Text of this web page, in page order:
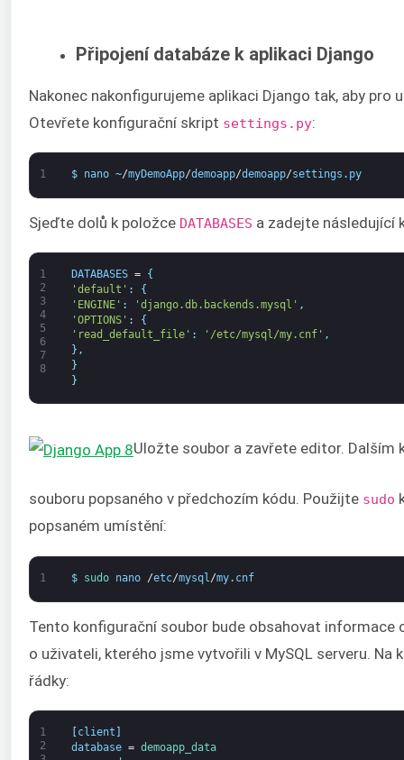
Připojení databáze k aplikaci Django
Nakonec nakonfigurujeme aplikaci Django tak, aby pro
Otevřete konfigurační skript settings.py:
1 $ nano ~/myDemoApp/demoapp/demoapp/settings . py
Sjeďte dolů k položce DATABASES a zadejte následující
1
2
3
4
5
6
7
8
DATABASES =
{
'default' :
{
'ENGINE' : 'django.db.backends.mysql' ,
'OPTIONS' :
{
'read_default_file' : '/etc/mysql/my.cnf' ,
} ,
}
}
Uložte soubor a zavřete editor. Dalším
souboru popsaného v předchozím kódu. Použijte sudo
popsaném umístění:
1 $ sudo nano /etc/mysql /my. cnf
Tento konfigurační soubor bude obsahovat informace
o uživateli, kterého jsme vytvořili v MySQL serveru.
řádky:
1
2
client
database = demoapp_data